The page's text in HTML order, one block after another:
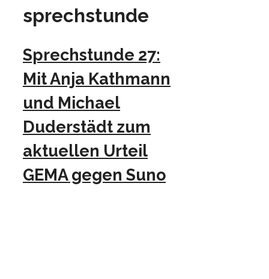
sprechstunde
Sprechstunde 27:
Mit Anja Kathmann
und Michael
Duderstädt zum
aktuellen Urteil
GEMA gegen Suno